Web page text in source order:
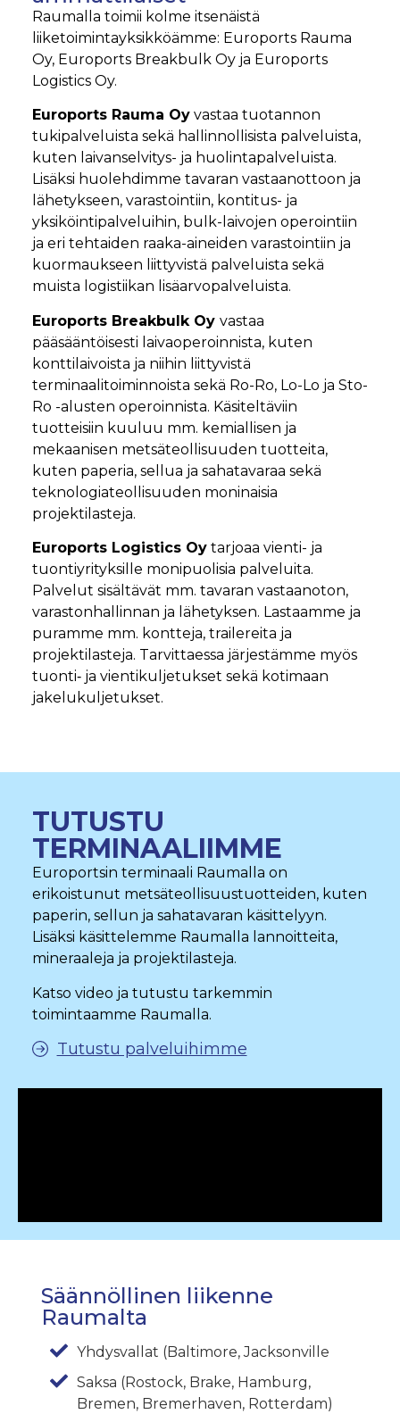
Raumalla toimii kolme itsenäistä
liiketoimintayksikköämme: Euroports Rauma
Oy, Euroports Breakbulk Oy ja Euroports
Logistics Oy.
Euroports Rauma Oy vastaa tuotannon
tukipalveluista sekä hallinnollisista palveluista,
kuten laivanselvitys- ja huolintapalveluista.
Lisäksi huolehdimme tavaran vastaanottoon ja
lähetykseen, varastointiin, kontitus- ja
yksiköintipalveluihin, bulk-laivojen operointiin
ja eri tehtaiden raaka-aineiden varastointiin ja
kuormaukseen liittyvistä palveluista sekä
muista logistiikan lisäarvopalveluista.
Euroports Breakbulk Oy vastaa
pääsääntöisesti laivaoperoinnista, kuten
konttilaivoista ja niihin liittyvistä
terminaalitoiminnoista sekä Ro-Ro, Lo-Lo ja Sto-
Ro -alusten operoinnista. Käsiteltäviin
tuotteisiin kuuluu mm. kemiallisen ja
mekaanisen metsäteollisuuden tuotteita,
kuten paperia, sellua ja sahatavaraa sekä
teknologiateollisuuden moninaisia
projektilasteja.
Euroports Logistics Oy tarjoaa vienti- ja
tuontiyrityksille monipuolisia palveluita.
Palvelut sisältävät mm. tavaran vastaanoton,
varastonhallinnan ja lähetyksen. Lastaamme ja
puramme mm. kontteja, trailereita ja
projektilasteja. Tarvittaessa järjestämme myös
tuonti‐ ja vientikuljetukset sekä kotimaan
jakelukuljetukset.
TUTUSTU
TERMINAALIIMME
Europortsin terminaali Raumalla on
erikoistunut metsäteollisuustuotteiden, kuten
paperin, sellun ja sahatavaran käsittelyyn.
Lisäksi käsittelemme Raumalla lannoitteita,
mineraaleja ja projektilasteja.
Katso video ja tutustu tarkemmin
toimintaamme Raumalla.
Tutustu palveluihimme
Säännöllinen liikenne
Raumalta
Yhdysvallat (Baltimore, Jacksonville
Saksa (Rostock, Brake, Hamburg,
Bremen, Bremerhaven, Rotterdam)